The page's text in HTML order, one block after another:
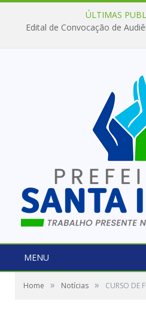
ÚLTIMAS
Edital de Convocação de
MENU
Home » Notícias » CURSO DE